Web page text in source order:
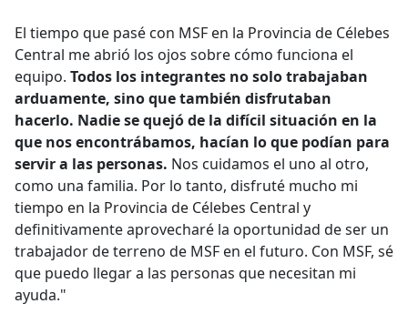
El tiempo que pasé con MSF en la Provincia de Célebes
Central me abrió los ojos sobre cómo funciona el
equipo. Todos los integrantes no solo trabajaban
arduamente, sino que también disfrutaban
hacerlo. Nadie se quejó de la difícil situación en la
que nos encontrábamos, hacían lo que podían para
servir a las personas. Nos cuidamos el uno al otro,
como una familia. Por lo tanto, disfruté mucho mi
tiempo en la Provincia de Célebes Central y
definitivamente aprovecharé la oportunidad de ser un
trabajador de terreno de MSF en el futuro. Con MSF, sé
que puedo llegar a las personas que necesitan mi
ayuda."